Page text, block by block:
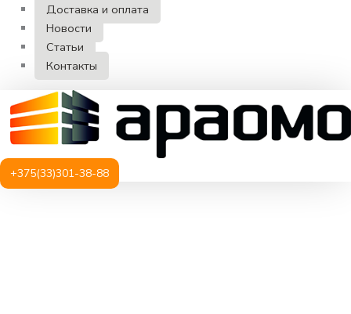
Доставка и оплата
Новости
Статьи
Контакты
+375(33)301-38-88